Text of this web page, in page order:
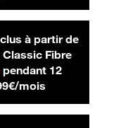
à partir de
Classic Fibre
€ par mois
pendant 12
mois42,99 € par